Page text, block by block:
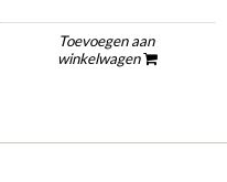
Toevoegen aan
winkelwagen